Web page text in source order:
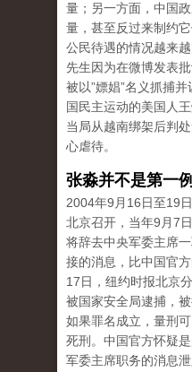
量；另一方面，中国
量，甚至反过来制约
公民待遇的情况越来
先生因为在微博发表
被以”嫖娼”名义抓捕
国民主运动的美国人
当局从越南绑架后判
心虐待。
张淼并不是第一例
2004年9月16日至19
北京召开，当年9月7
将辞去中央军委主席
接的消息，比中国官
17日，纽约时报北京
被国家安全局逮捕，
如果罪名成立，量刑
死刑。中国官方怀疑
军委主席职务的消息